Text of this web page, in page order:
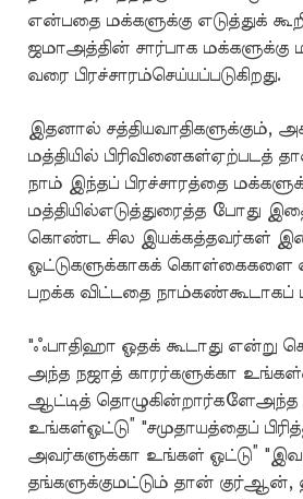
என்பதை மக்களுக்கு எடுத்துக்
ஜமாஅத்தின் சார்பாக மக்களுக்கு
வரை பிரச்சாரம்செய்யப்படுகிறது.
இதனால் சத்தியவாதிகளுக்கும்,
மத்தியில் பிரிவினைகள்ஏற்படத்
நாம் இந்தப் பிரச்சாரத்தை
மத்தியில்எடுத்துரைத்த போது
கொண்ட சில இயக்கத்தவர்கள்
ஓட்டுகளுக்காகக் கொள்கைகளை
பறக்க விட்டதை நாம்கண்கூடாகப்
"ஃபாதிஹா ஓதக் கூடாது என்று
அந்த நஜாத் காரர்களுக்கா
ஆட்டித் தொழுகின்றார்களேஅந்த
உங்கள்ஓட்டு” "சமுதாயத்தைப்
அவர்களுக்கா உங்கள் ஓட்டு”
தங்களுக்குமட்டும் தான்